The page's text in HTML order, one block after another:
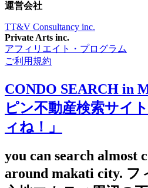
運営会社
TT&V Consultancy inc.
Private Arts inc.
アフィリエイト・プログラム
ご利用規約
CONDO SEARCH in
ピン不動産検索サイ
ィね！」
you can search almost
around makati city. フ